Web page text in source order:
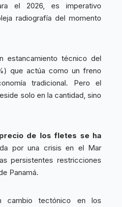
el 2026, es imperativo
radiografía del momento
estancamiento técnico del
que actúa como un freno
tradicional. Pero el
solo en la cantidad, sino
de los fletes se ha
por una crisis en el Mar
persistentes restricciones
Panamá.
tectónico en los